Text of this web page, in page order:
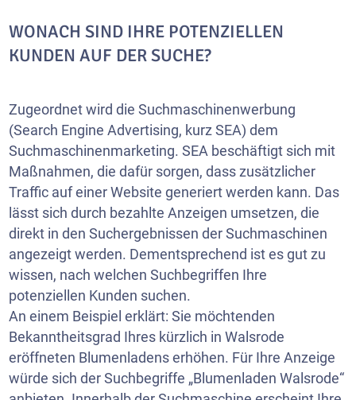
WONACH SIND IHRE POTENZIELLEN
KUNDEN AUF DER SUCHE?
Zugeordnet wird die Suchmaschinenwerbung
(Search Engine Advertising, kurz SEA) dem
Suchmaschinenmarketing. SEA beschäftigt sich mit
Maßnahmen, die dafür sorgen, dass zusätzlicher
Traffic auf einer Website generiert werden kann. Das
lässt sich durch bezahlte Anzeigen umsetzen, die
direkt in den Suchergebnissen der Suchmaschinen
angezeigt werden. Dementsprechend ist es gut zu
wissen, nach welchen Suchbegriffen Ihre
potenziellen Kunden suchen.
An einem Beispiel erklärt: Sie möchtenden
Bekanntheitsgrad Ihres kürzlich in Walsrode
eröffneten Blumenladens erhöhen. Für Ihre Anzeige
würde sich der Suchbegriffe „Blumenladen Walsrode“